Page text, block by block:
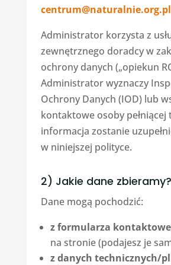
centrum@naturalnie.org.pl
Administrator korzysta z
zewnętrznego doradcy w
ochrony danych („opiekun
Administrator wyznaczy
Ochrony Danych (IOD) lub
kontaktowe osoby pełniącej
informacja zostanie
w niniejszej polityce.
2) Jakie dane zbieramy?
Dane mogą pochodzić:
z formularza
na stronie (podajesz je
z danych technicznych/